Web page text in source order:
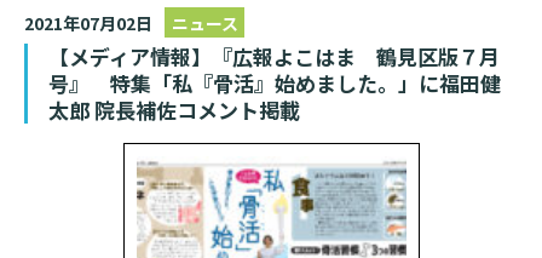
当院のご紹介
当院のご紹介トップ
ご来院される方へ
2021年07月02日 ニュース
【メディア情報】『広報よこはま 鶴見区版７月
号』 特集「私『骨活』始めました。」に福田健
太郎 院長補佐コメント掲載